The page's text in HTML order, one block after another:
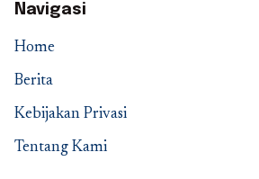
Navigasi
Home
Berita
Kebijakan Privasi
Tentang Kami